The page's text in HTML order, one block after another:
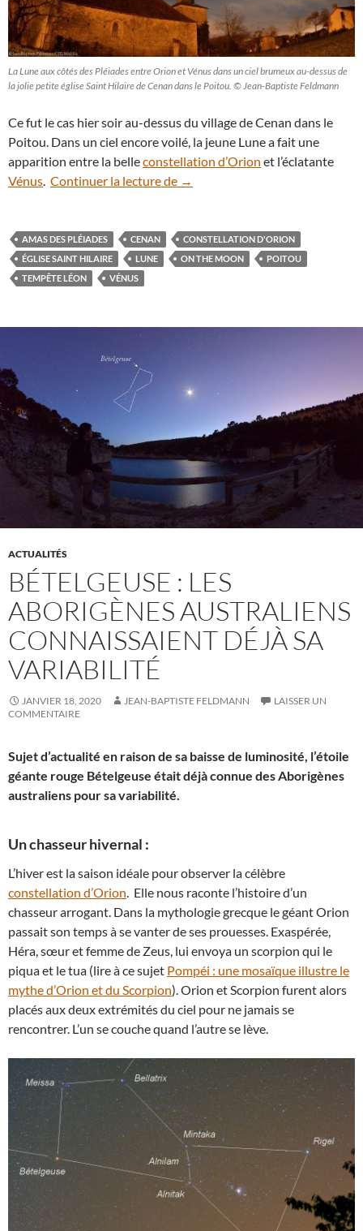
La Lune aux côtés des Pléiades entre Orion et Vénus dans un ciel brumeux au-dessus de
la jolie petite église Saint Hilaire de Cenan dans le Poitou. © Jean-Baptiste Feldmann
Ce fut le cas hier soir au-dessus du village de Cenan dans le
Poitou. Dans un ciel encore voilé, la jeune Lune a fait une
apparition entre la belleconstellation d’Orion et l’éclatante
Vénus Continuer la lecture de Jeune Lune entre Orion et
→
AMAS DES PLÉIADES CENAN
CONSTELLATION D'ORION
ÉGLISE SAINT HILAIRE
LUNE ON THE MOON
POITOU
TEMPÊTE LÉON
VÉNUS
ACTUALITÉS
BÉTELGEUSE : LES
ABORIGÈNES AUSTRALIENS
CONNAISSAIENT DÉJÀ SA
VARIABILITÉ
JANVIER 18, 2020 JEAN-BAPTISTE FELDMANN
LAISSER UN
COMMENTAIRE
Sujet d’actualité en raison de sa baisse de luminosité, l’étoile
géante rouge Bételgeuse était déjà connue des Aborigènes
australiens pour sa variabilité.
Un chasseur hivernal :
L’hiver est la saison idéale pour observer la célèbre
constellation d’Orion . Elle nous raconte l’histoire d’un
chasseur arrogant. Dans la mythologie grecque le géant Orion
passait son temps à se vanter de ses prouesses. Exaspérée,
Héra, sœur et femme de Zeus, lui envoya un scorpion qui le
piqua et le tua (lire à ce sujet Pompéi : une mosaïque illustre le
mythe d’Orion et du Scorpion). Orion et Scorpion furent alors
placés aux deux extrémités du ciel pour ne jamais se
rencontrer. L’un se couche quand l’autre se lève.